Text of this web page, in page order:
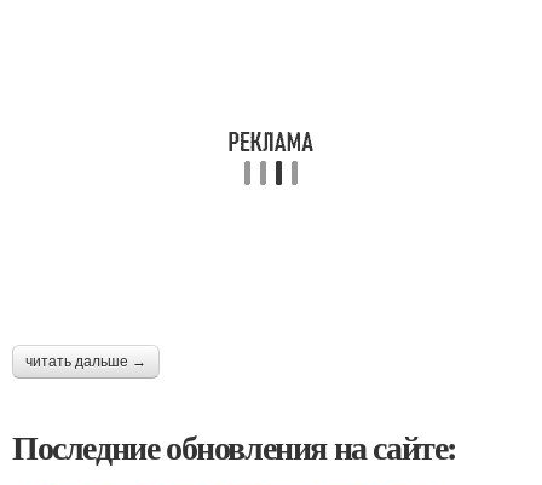
читать дальше →
Последние обновления на сайте: